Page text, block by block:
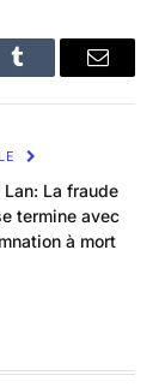
Tumblr Email
La fraude
termine avec
à mort